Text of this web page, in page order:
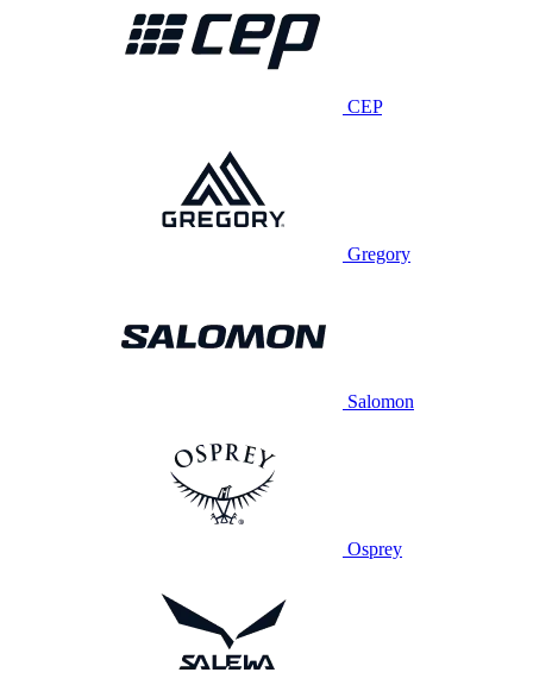
CEP
Gregory
Salomon
Osprey